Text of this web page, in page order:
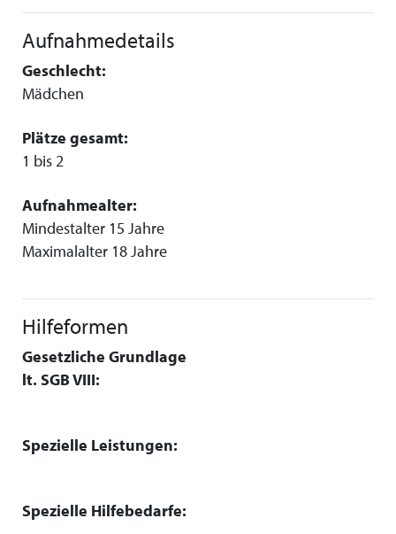
Aufnahmedetails
Geschlecht:
Mädchen
Plätze gesamt:
1 bis 2
Aufnahmealter:
Mindestalter 15 Jahre
Maximalalter 18 Jahre
Hilfeformen
Gesetzliche Grundlage
lt. SGB VIII:
Spezielle Leistungen:
Spezielle Hilfebedarfe: